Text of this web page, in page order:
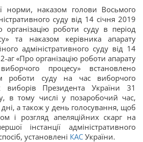
норми, наказом голови Восьмого
суду від 14 січня 2019
роботи суду в період
та наказом керівника апарату
адміністративного суду від 14
аг «Про організацію роботи апарату
процесу» встановлено
роботи суду на час виборчого
виборів Президента України 31
в тому числі у позаробочий час,
дні, а також у день голосування, щоб
і розгляд апеляційних скарг на
інстанції адміністративного
установлені КАС України.